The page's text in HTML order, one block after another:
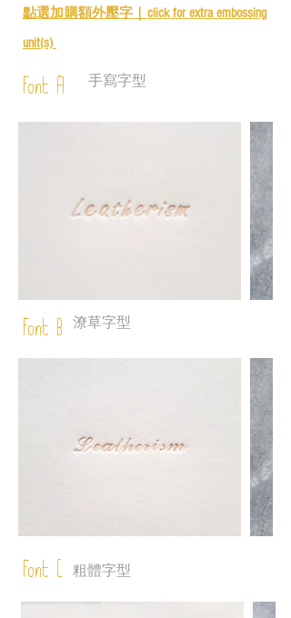
點選加購額外壓字｜ click for extra embossing
unit(s)
Font A 手寫字型
Font B 潦草字型
Font C 粗體字型